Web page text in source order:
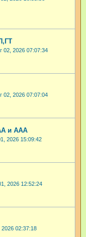
02, 2026 07:07:34
02, 2026 07:07:04
и ААА
2026 15:09:42
2026 12:52:24
02:37:18